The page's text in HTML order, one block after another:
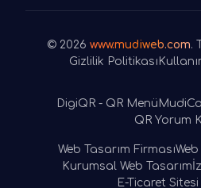
© 2026 www.mudiweb.com.
Gizlilik Politikası
DigiQR - QR Menü
QR Yorum
Web Tasarım Firması
Kurumsal Web Tasarım
E-Ticaret